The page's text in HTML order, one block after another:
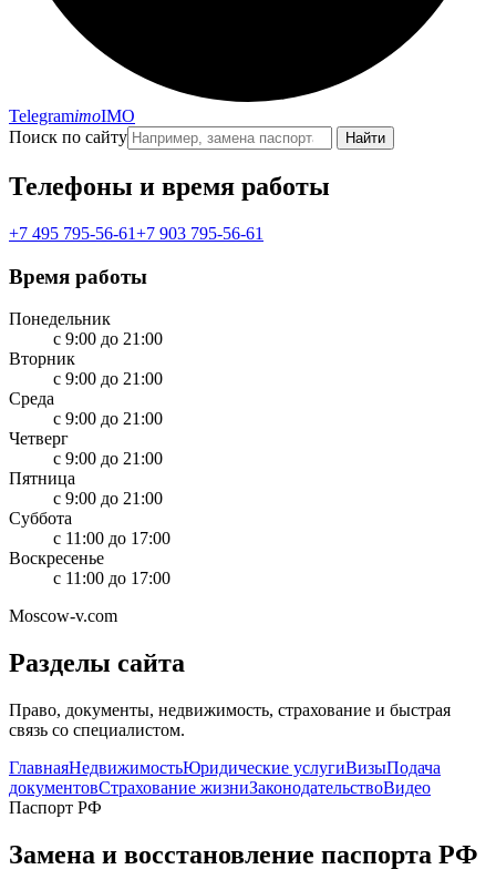
TelegramimoIMO
Поиск по сайту
Найти
Телефоны и время работы
+7 495 795-56-61+7 903 795-56-61
Время работы
Понедельник
с 9:00 до 21:00
Вторник
с 9:00 до 21:00
Среда
с 9:00 до 21:00
Четверг
с 9:00 до 21:00
Пятница
с 9:00 до 21:00
Суббота
с 11:00 до 17:00
Воскресенье
с 11:00 до 17:00
Moscow-v.com
Разделы сайта
Право, документы, недвижимость, страхование и быстрая
связь со специалистом.
ГлавнаяНедвижимостьЮридические услугиВизыПодача
документовСтрахование жизниЗаконодательствоВидео
Паспорт РФ
Замена и восстановление паспорта РФ